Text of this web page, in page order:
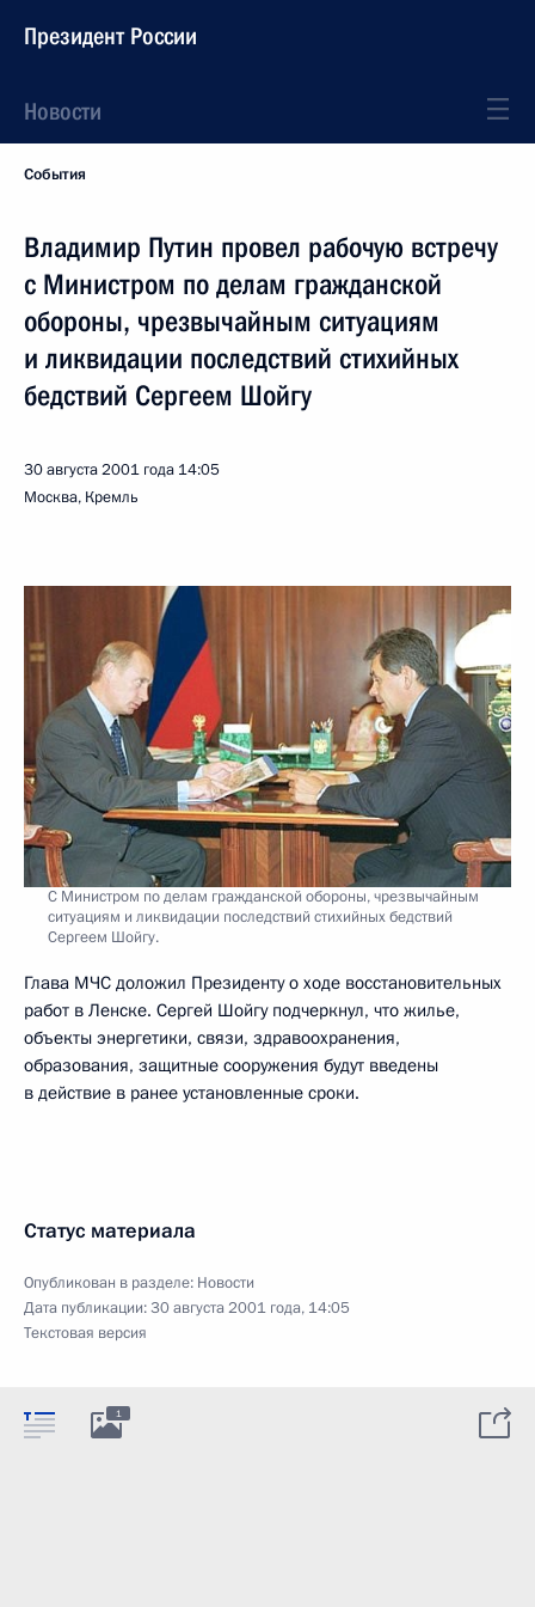
Президент России
Новости
События
Владимир Путин провел рабочую встречу
с Министром по делам гражданской
обороны, чрезвычайным ситуациям
и ликвидации последствий стихийных
бедствий Сергеем Шойгу
30 августа 2001 года 14:05
Москва, Кремль
С Министром по делам гражданской обороны, чрезвычайным
ситуациям и ликвидации последствий стихийных бедствий
Сергеем Шойгу.
Глава МЧС доложил Президенту о ходе восстановительных
работ в Ленске. Сергей Шойгу подчеркнул, что жилье,
объекты энергетики, связи, здравоохранения,
образования, защитные сооружения будут введены
в действие в ранее установленные сроки.
Статус материала
Опубликован в разделе: Новости
Дата публикации:30 августа 2001 года, 14:05
Текстовая версия
1